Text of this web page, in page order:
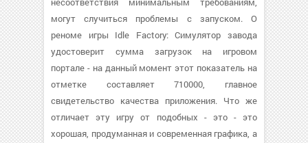
могут случиться проблемы с запуском. О
реноме игры Idle Factory: Симулятор завода
удостоверит сумма загрузок на игровом
портале - на данный момент этот показатель на
отметке составляет 710000, главное
свидетельство качества приложения. Что же
отличает эту игру от подобных - это - это
хорошая, продуманная и современная графика, а